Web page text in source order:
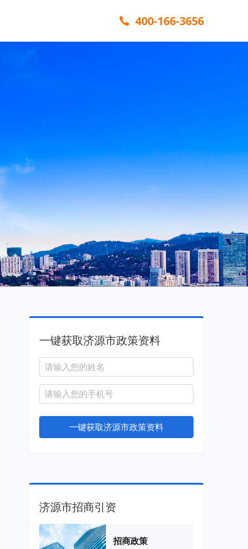
400-166-3656
一键获取济源市政策资料
一键获取济源市政策资料
济源市招商引资
招商政策